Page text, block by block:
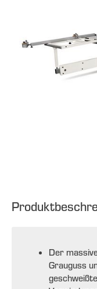
Der
Grauguss